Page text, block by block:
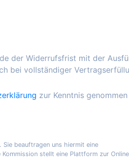
der Widerrufsfrist mit der
bei vollständiger
zur Kenntnis genommen
beauftragen uns hiermit eine
stellt eine Plattform zur